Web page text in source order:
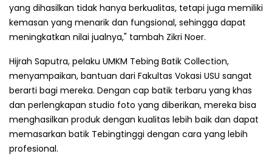
yang dihasilkan tidak hanya berkualitas, tetapi juga memiliki
kemasan yang menarik dan fungsional, sehingga dapat
meningkatkan nilai jualnya," tambah Zikri Noer.
Hijrah Saputra, pelaku UMKM Tebing Batik Collection,
menyampaikan, bantuan dari Fakultas Vokasi USU sangat
berarti bagi mereka. Dengan cap batik terbaru yang khas
dan perlengkapan studio foto yang diberikan, mereka bisa
menghasilkan produk dengan kualitas lebih baik dan dapat
memasarkan batik Tebingtinggi dengan cara yang lebih
profesional.